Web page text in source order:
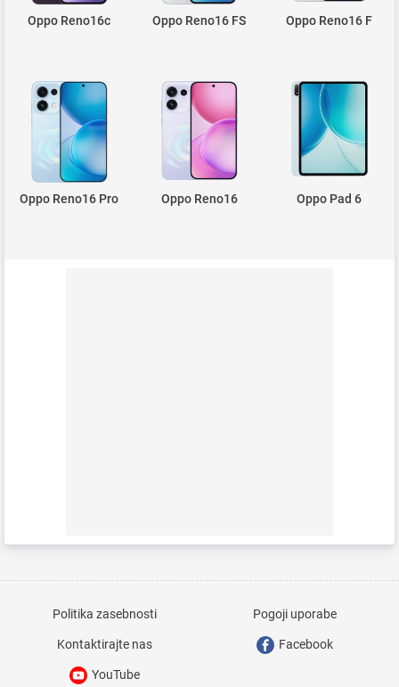
Oppo Reno16c Oppo Reno16 FS Oppo Reno16 F
Oppo Reno16 Pro Oppo Reno16 Oppo Pad 6
Politika zasebnosti Pogoji uporabe
Kontaktirajte nas Facebook
YouTube